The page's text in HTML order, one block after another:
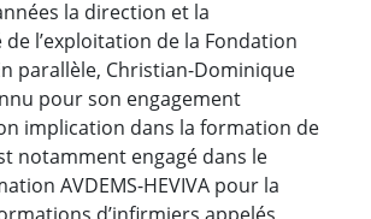
la direction et la
l’exploitation de la Fondation
parallèle, Christian-Dominique
pour son engagement
implication dans la formation de
notamment engagé dans le
AVDEMS-HEVIVA pour la
d’infirmiers appelés